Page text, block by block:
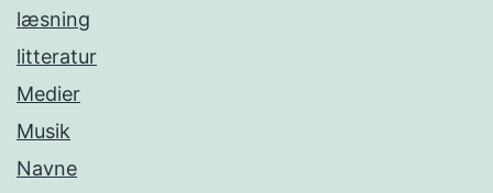
læsning
litteratur
Medier
Musik
Navne